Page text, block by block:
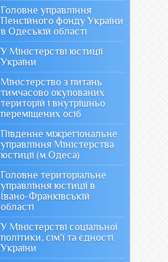
Головне управління
Пенсійного фонду України
в Одеській області
У Міністерстві юстиції
України
Міністерство з питань
тимчасово окупованих
територій і внутрішньо
переміщених осіб
Південне міжрегіональне
управління Міністерства
юстиції (м.Одеса)
Головне територіальне
управління юстиції в
Івано-Франківській
області
У Міністерстві соціальної
політики, сім'ї та єдності
України